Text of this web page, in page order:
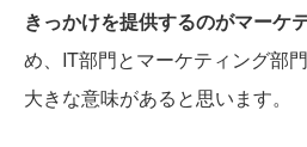
きっかけを提供するのがマーケ
め、IT部門とマーケティング部
大きな意味があると思います。